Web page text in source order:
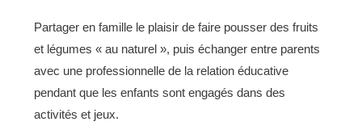
Partager en famille le plaisir de faire pousser des fruits
et légumes « au naturel », puis échanger entre parents
avec une professionnelle de la relation éducative
pendant que les enfants sont engagés dans des
activités et jeux.